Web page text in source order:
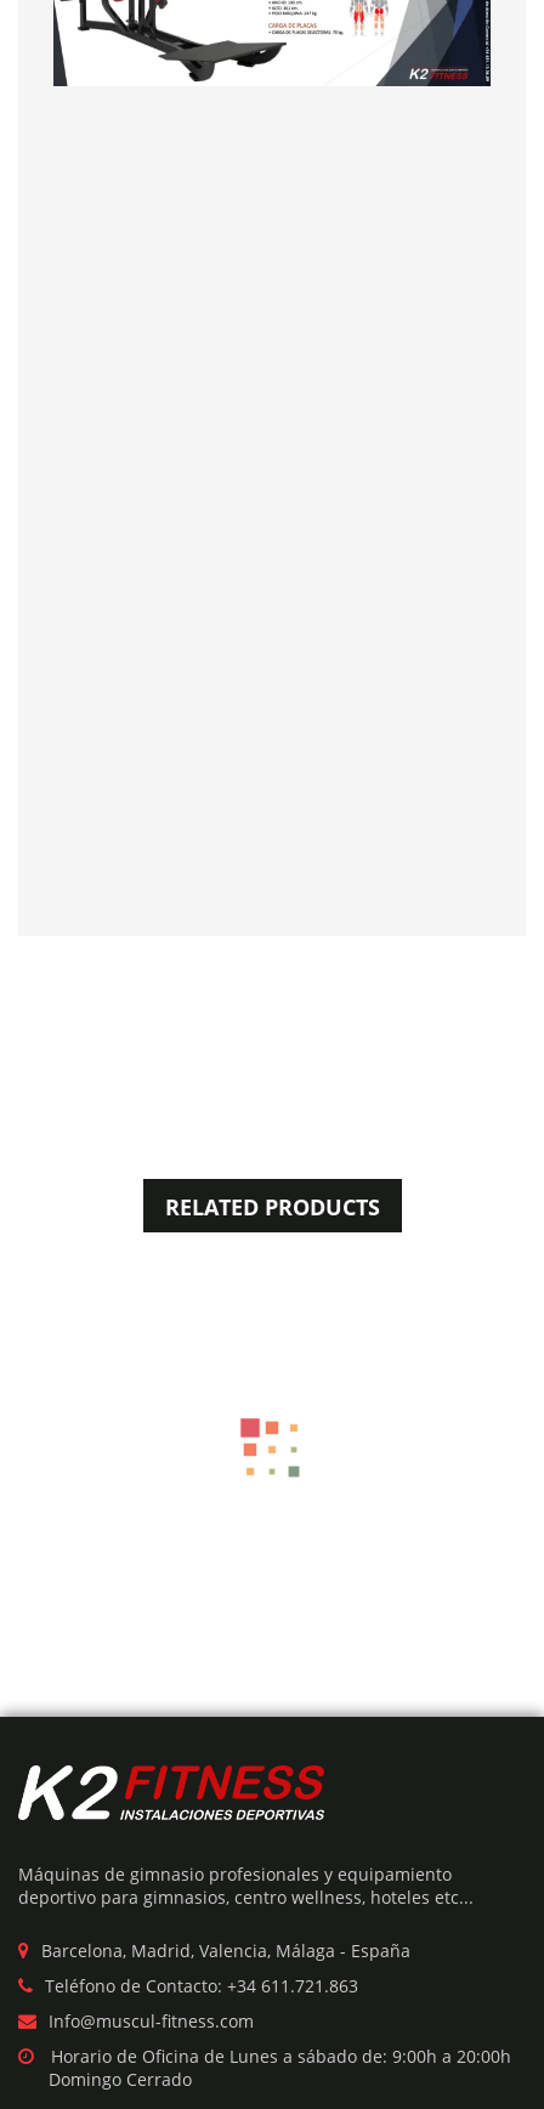
RELATED PRODUCTS
producto
múltiples
variantes.
Las
se
pueden
en
la
página
producto
PRESS BANCA CONVERGENTE
€2,990 El
precio
era:
€2,990.
€1,495
El
precio
es:
€1,495.
Máquinas de gimnasio profesionales y equipamiento
deportivo para gimnasios, centro wellness, hoteles etc...
Barcelona, Madrid, Valencia, Málaga - España
Teléfono de Contacto: +34 611.721.863
Info@muscul-fitness.com
Horario de Oficina de Lunes a sábado de: 9:00h a 20:00h
Domingo Cerrado